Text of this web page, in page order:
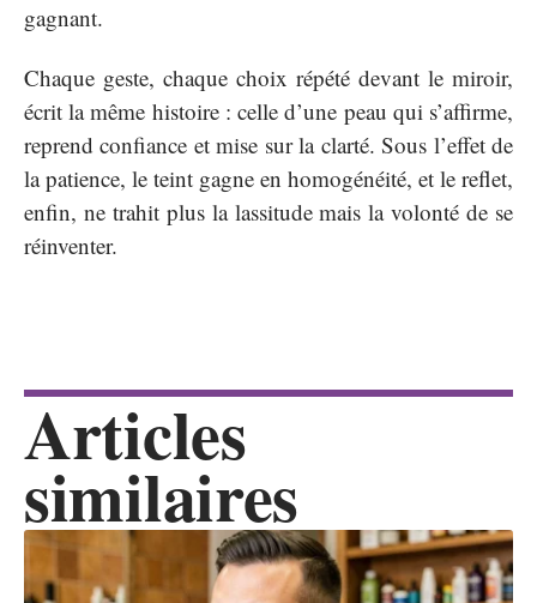
gagnant.
Chaque geste, chaque choix répété devant le miroir,
écrit la même histoire : celle d’une peau qui s’affirme,
reprend confiance et mise sur la clarté. Sous l’effet de
la patience, le teint gagne en homogénéité, et le reflet,
enfin, ne trahit plus la lassitude mais la volonté de se
réinventer.
Articles
similaires